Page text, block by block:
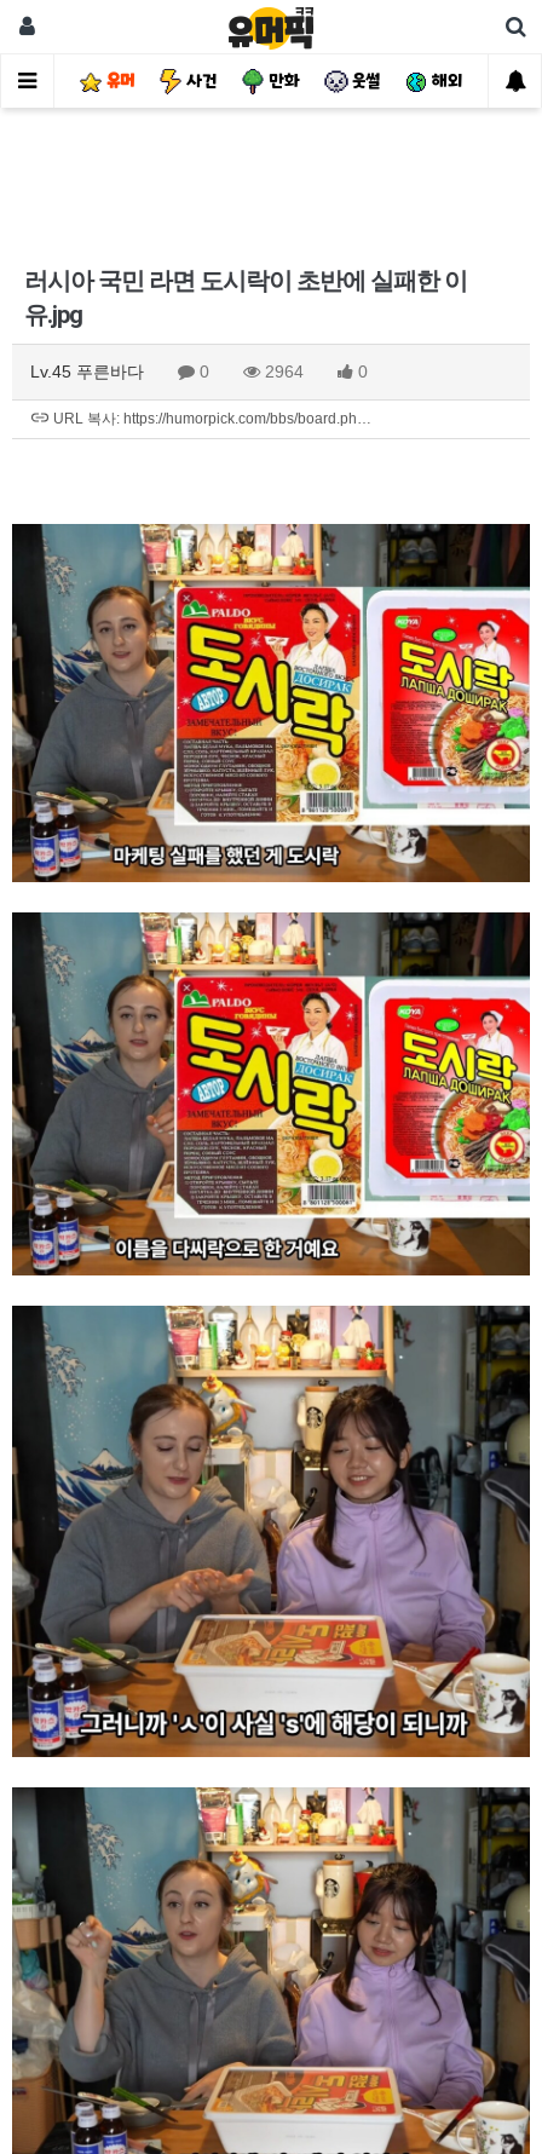
유머 사건 만화 웃썰 해외 핫
러시아 국민 라면 도시락이 초반에 실패한 이
유.jpg
Lv.45 푸른바다 0 2964 0
URL 복사: https://humorpick.com/bbs/board.ph…